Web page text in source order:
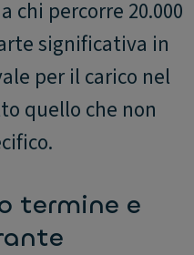
chi percorre 20.000
significativa in
per il carico nel
quello che non
termine e